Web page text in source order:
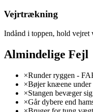
Vejrtrækning
Indånd i toppen, hold vejret
Almindelige Fejl
×Runder ryggen -
×Bøjer knæene
×Stangen bevæger
×Går dybere end